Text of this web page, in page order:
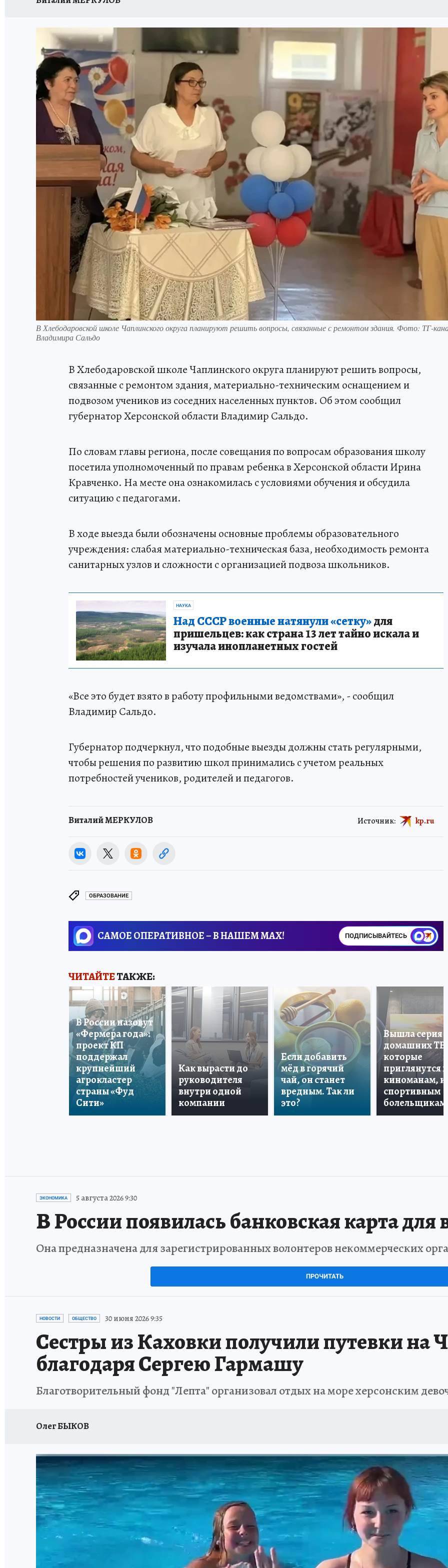
В Хлебодаровской школе Чаплинского округа планируют решить вопросы, связанные с ремонтом здания. Фото: ТГ-
Владимира Сальдо
В Хлебодаровской школе Чаплинского округа планируют решить вопросы,
связанные с ремонтом здания, материально-техническим оснащением и
подвозом учеников из соседних населенных пунктов. Об этом сообщил
губернатор Херсонской области Владимир Сальдо.
По словам главы региона, после совещания по вопросам образования школу
посетила уполномоченный по правам ребенка в Херсонской области Ирина
Кравченко. На месте она ознакомилась с условиями обучения и обсудила
ситуацию с педагогами.
В ходе выезда были обозначены основные проблемы образовательного
учреждения: слабая материально-техническая база, необходимость ремонта
санитарных узлов и сложности с организацией подвоза школьников.
НАУКА
Над СССР военные натянули «сетку»для
пришельцев: как страна 13 лет тайно искала и
изучала инопланетных гостей
«Все это будет взято в работу профильными ведомствами», - сообщил
Владимир Сальдо.
Губернатор подчеркнул, что подобные выезды должны стать регулярными,
чтобы решения по развитию школ принимались с учетом реальных
потребностей учеников, родителей и педагогов.
Виталий МЕРКУЛОВ Источник: kp.ru
ОБРАЗОВАНИЕ
САМОЕ ОПЕРАТИВНОЕ – В НАШЕМ MAX! ПОДПИСЫВАЙТЕСЬ
ЧИТАЙТЕТАКЖЕ:
В России назовут
«Фермера года»:
проект КП
поддержал
крупнейший
агрокластер
страны «Фуд
Сити»
Как вырасти до
руководителя
внутри одной
компании
Если добавить
мёд в горячий
чай, он станет
вредным. Так ли
это?
Вышла серия
домашних ТВ,
которые
приглянутся и
киноманам, и
спортивным
болельщикам
ЭКОНОМИКА 5 августа 2026 9:30
В России появилась банковская карта для
Она предназначена для зарегистрированных волонтеров некоммерческих
ПРОЧИТАТЬ
НОВОСТИ ОБЩЕСТВО 30 июня 2026 9:35
Сестры из Каховки получили путевки на
благодаря Сергею Гармашу
Благотворительный фонд "Лепта" организовал отдых на море херсонским
Олег БЫКОВ